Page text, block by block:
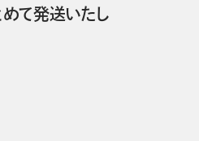
て発送いたし